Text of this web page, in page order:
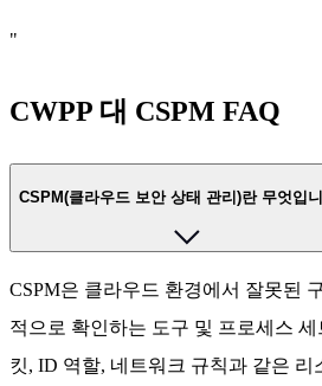
"
CWPP 대 CSPM FAQ
CSPM(클라우드 보안 상태 관리)란 무엇입
CSPM은 클라우드 환경에서 잘못된
적으로 확인하는 도구 및 프로세스
킷, ID 역할, 네트워크 규칙과 같은 리